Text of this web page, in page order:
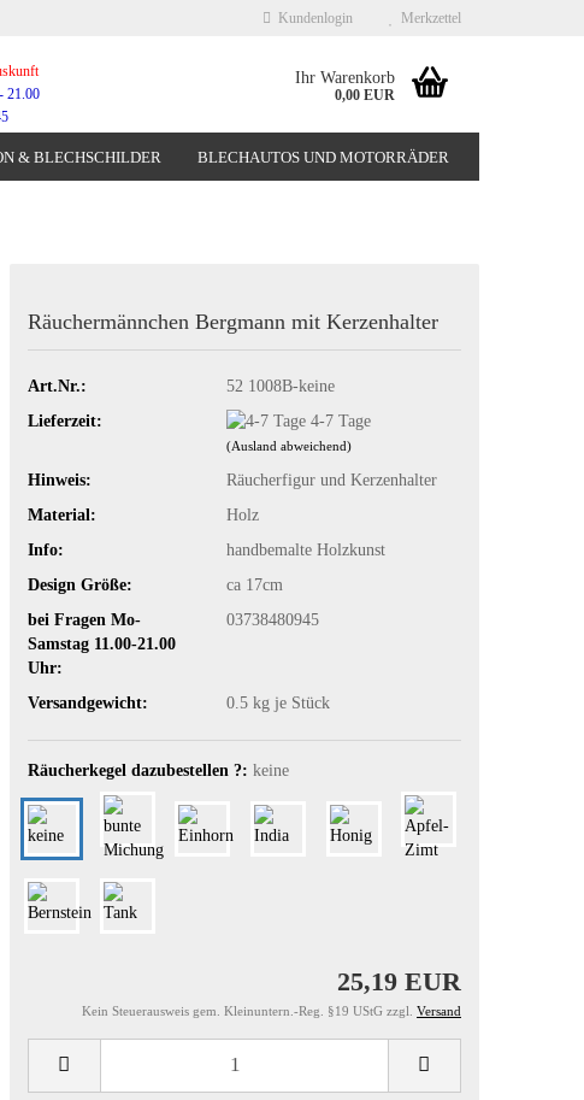
Kundenlogin Merkzettel
21.00
Ihr Warenkorb
0,00 EUR
& BLECHSCHILDER BLECHAUTOS UND MOTORRÄDER
Räuchermännchen Bergmann mit Kerzenhalter
Art.Nr.:
52 1008B-keine
Lieferzeit:
4-7 Tage
(Ausland abweichend)
Hinweis:
Räucherfigur und Kerzenhalter
Material:
Holz
Info:
handbemalte Holzkunst
Design Größe:
ca 17cm
bei Fragen Mo-
Samstag 11.00-21.00
Uhr:
03738480945
Versandgewicht: 0.5 kg je Stück
Räucherkegel dazubestellen ?: keine
25,19 EUR
Kein Steuerausweis gem. Kleinuntern.-Reg. §19 UStG zzgl. Versand